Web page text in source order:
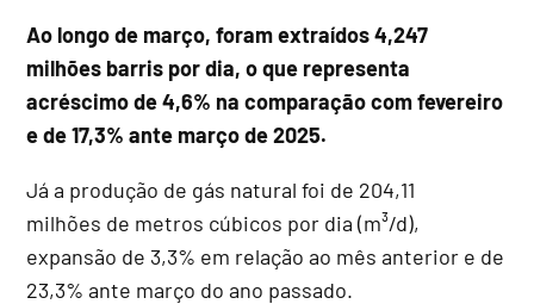
Ao longo de março, foram extraídos 4,247
milhões barris por dia, o que representa
acréscimo de 4,6% na comparação com fevereiro
e de 17,3% ante março de 2025.
Já a produção de gás natural foi de 204,11
milhões de metros cúbicos por dia (m³/d),
expansão de 3,3% em relação ao mês anterior e de
23,3% ante março do ano passado.